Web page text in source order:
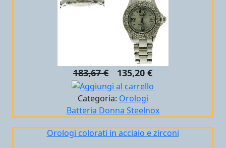
183,67 € 135,20 €
Categoria: Orologi
Batteria Donna Steelnox
Orologi colorati in acciaio e zirconi